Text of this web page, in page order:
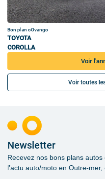
Bon plan oOvango
TOYOTA
COROLLA
Voir
Voir toutes
Newsletter
Recevez nos bons plans
l’actu auto/moto en Outre-